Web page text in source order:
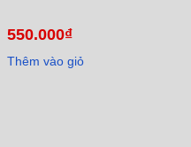
550.000₫
Thêm vào giỏ